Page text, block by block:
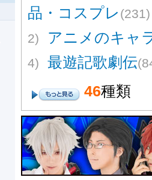
品・コスプレ (231)
2)
アニメのキャ
4) 最遊記歌劇伝
46種類